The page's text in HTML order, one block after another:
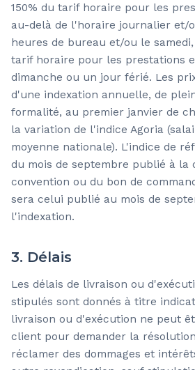
150% du tarif horaire pour les
au-delà de l'horaire journalier et/
heures de bureau et/ou le
tarif horaire pour les prestations
dimanche ou un jour férié. Les
d'une indexation annuelle, de
formalité, au premier janvier de
la variation de l'indice Agoria
moyenne nationale). L'indice de
du mois de septembre publié à la
convention ou du bon de
sera celui publié au mois de
l'indexation.
3. Délais
Les délais de livraison ou
stipulés sont donnés à titre
livraison ou d'exécution ne peut
client pour demander la
réclamer des dommages et